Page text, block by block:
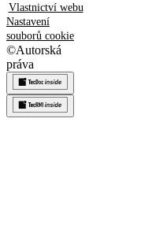
Vlastnictví webu
Nastavení
souborů cookie
©Autorská
práva